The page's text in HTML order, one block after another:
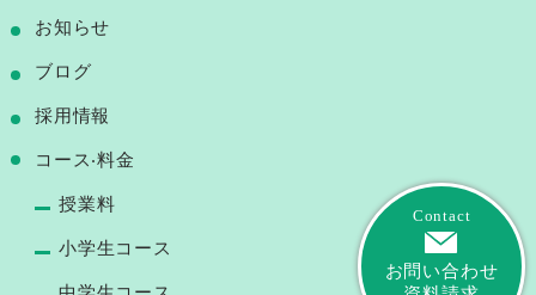
お知らせ
ブログ
採用情報
コース‧料⾦
授業料
小学生コース
Contact
お問い合わせ